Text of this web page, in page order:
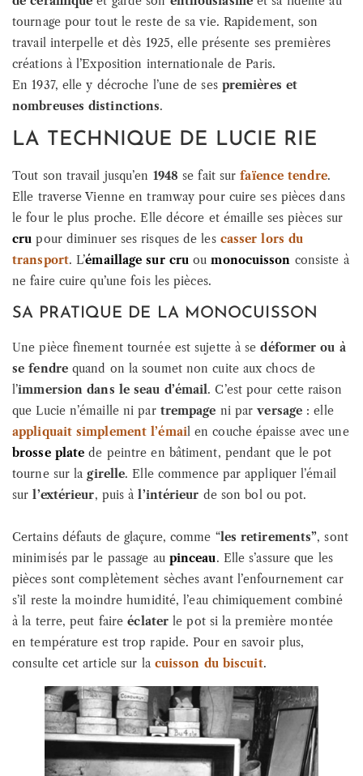
tournage pour tout le reste de sa vie. Rapidement, son
travail interpelle et dès 1925, elle présente ses premières
créations à l’Exposition internationale de Paris.
En 1937, elle y décroche l’une de ses premières et
nombreuses distinctions.
LA TECHNIQUE DE LUCIE RIE
Tout son travail jusqu’en 1948 se fait surfaïence tendre.
Elle traverse Vienne en tramway pour cuire ses pièces dans
le four le plus proche. Elle décore et émaille ses pièces sur
cru pour diminuer ses risques de les casser lors du
transport. L’émaillage sur cruoumonocuisson consiste à
ne faire cuire qu’une fois les pièces.
SA PRATIQUE DE LA MONOCUISSON
Une pièce finement tournée est sujette à sedéformer ou à
se fendrequand on la soumet non cuite aux chocs de
l’immersion dans le seau d’émail. C’est pour cette raison
que Lucie n’émaille ni par trempage ni parversage : elle
appliquait simplement l’émail en couche épaisse avec une
brosse plate de peintre en bâtiment, pendant que le pot
tourne sur lagirelle. Elle commence par appliquer l’émail
surl’extérieur, puis àl’intérieur de son bol ou pot.
Certains défauts de glaçure, comme “les retirements”, sont
minimisés par le passage au pinceau. Elle s’assure que les
pièces sont complètement sèches avant l’enfournement car
s’il reste la moindre humidité, l’eau chimiquement combiné
à la terre, peut faireéclater le pot si la première montée
en température est trop rapide. Pour en savoir plus,
consulte cet article sur la cuisson du biscuit.